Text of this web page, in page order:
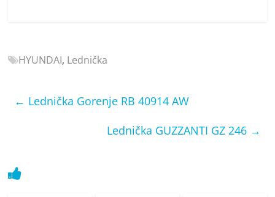
notebooky,
kávovary,
HYUNDAI, Lednička
← Lednička Gorenje RB 40914 AW
Lednička GUZZANTI GZ 246 →